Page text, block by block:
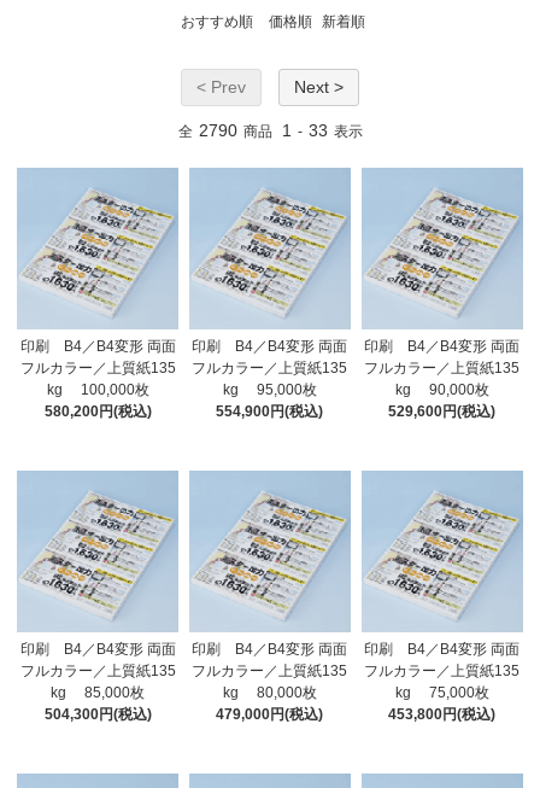
おすすめ順 価格順 新着順
< Prev Next >
全 2790 商品 1 - 33 表示
印刷 B4／B4変形 両面
フルカラー／上質紙135
kg 100,000枚
580,200円(税込)
印刷 B4／B4変形 両面
フルカラー／上質紙135
kg 95,000枚
554,900円(税込)
印刷 B4／B4変形 両面
フルカラー／上質紙135
kg 90,000枚
529,600円(税込)
印刷 B4／B4変形 両面
フルカラー／上質紙135
kg 85,000枚
504,300円(税込)
印刷 B4／B4変形 両面
フルカラー／上質紙135
kg 80,000枚
479,000円(税込)
印刷 B4／B4変形 両面
フルカラー／上質紙135
kg 75,000枚
453,800円(税込)